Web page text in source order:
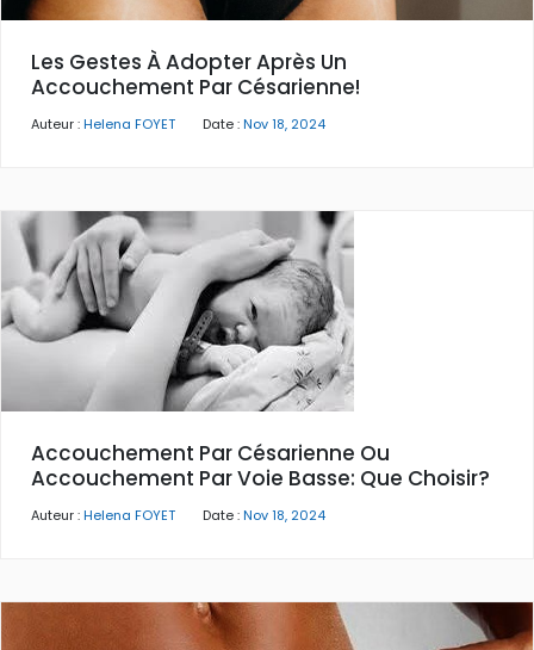
Les Gestes À Adopter Après Un
Accouchement Par Césarienne!
Auteur :Helena FOYET Date :Nov 18, 2024
Accouchement Par Césarienne Ou
Accouchement Par Voie Basse: Que Choisir?
Auteur :Helena FOYET Date :Nov 18, 2024